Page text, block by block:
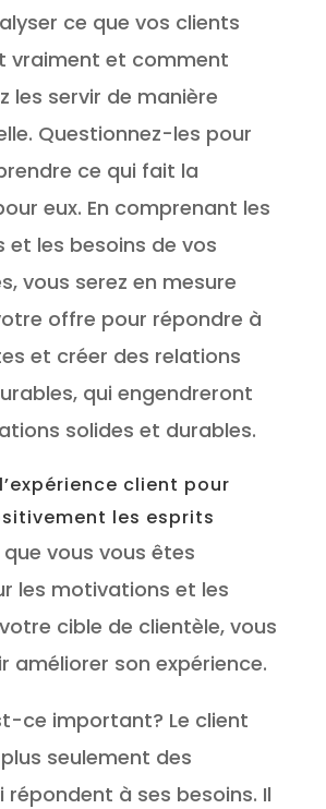
ce que vos clients
vraiment et comment
les servir de manière
Questionnez-les pour
ce qui fait la
eux. En comprenant les
les besoins de vos
vous serez en mesure
offre pour répondre à
et créer des relations
qui engendreront
solides et durables.
client pour
les esprits
vous vous êtes
les motivations et les
cible de clientèle, vous
améliorer son expérience.
ce important? Le client
seulement des
répondent à ses besoins. Il